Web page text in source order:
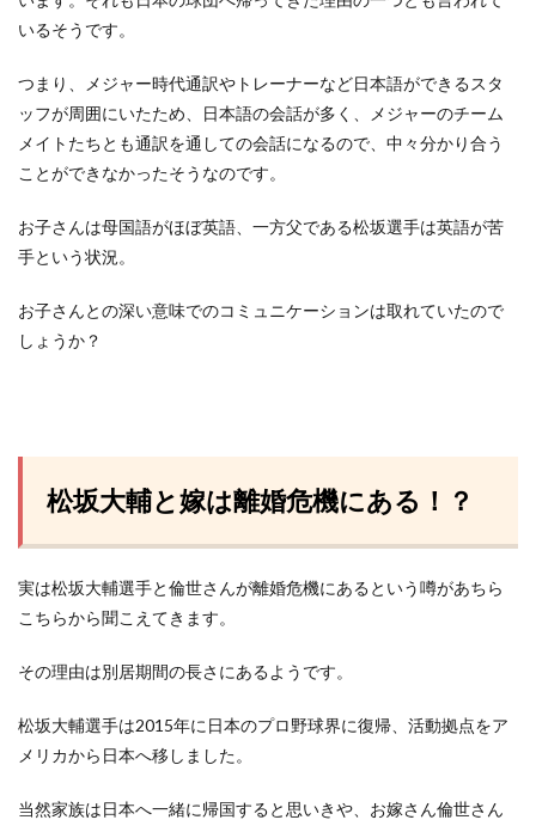
いるそうです。
つまり、メジャー時代通訳やトレーナーなど日本語ができるスタ
ッフが周囲にいたため、日本語の会話が多く、メジャーのチーム
メイトたちとも通訳を通しての会話になるので、中々分かり合う
ことができなかったそうなのです。
お子さんは母国語がほぼ英語、一方父である松坂選手は英語が苦
手という状況。
お子さんとの深い意味でのコミュニケーションは取れていたので
しょうか？
松坂大輔と嫁は離婚危機にある！？
実は松坂大輔選手と倫世さんが離婚危機にあるという噂があちら
こちらから聞こえてきます。
その理由は別居期間の長さにあるようです。
松坂大輔選手は2015年に日本のプロ野球界に復帰、活動拠点をア
メリカから日本へ移しました。
当然家族は日本へ一緒に帰国すると思いきや、お嫁さん倫世さん